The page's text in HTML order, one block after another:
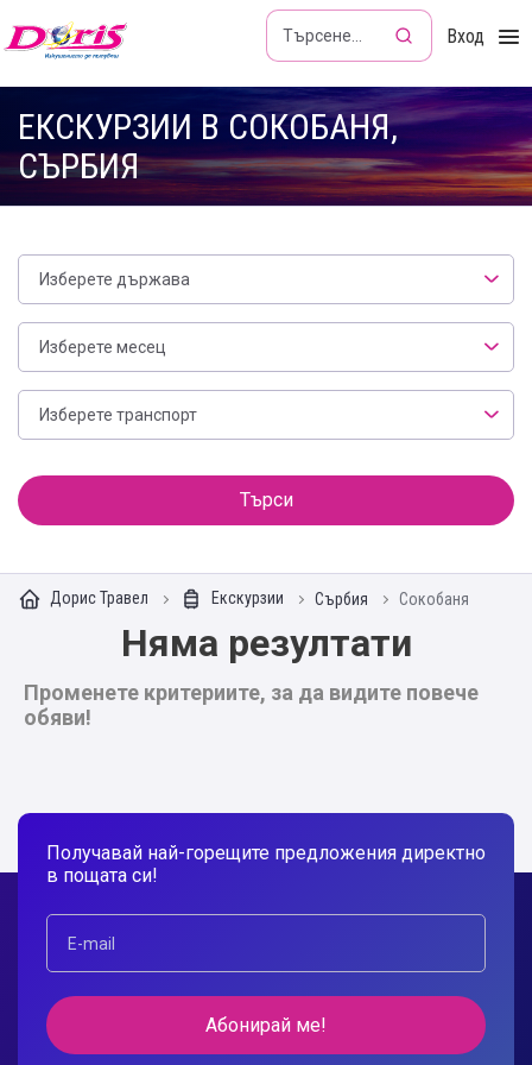
Doris - Изкушението да пътуваш Вход
ЕКСКУРЗИИ В СОКОБАНЯ,
СЪРБИЯ
Изберете държава
Месец
Изберете месец
Транспорт
Изберете транспорт
Търси
Дорис Травел Екскурзии Сърбия Сокобаня
Няма резултати
Променете критериите, за да видите повече
обяви!
Получавай най-горещите предложения директно
в пощата си!
Абонирай ме!